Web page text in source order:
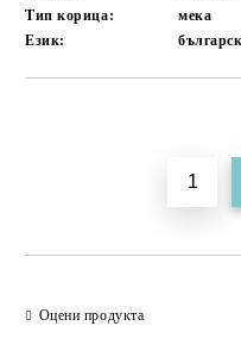
Тип корица:
мека
Език:
Оцени продукта